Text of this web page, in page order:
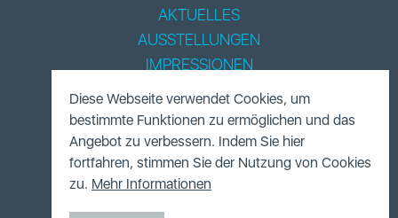
AKTUELLES
AUSSTELLUNGEN
IMPRESSIONEN
BIOGRAPHIE
LITERATUR
ACCESSOIRES
FUNDUS
KONTAKT
Diese Webseite verwendet Cookies, um
bestimmte Funktionen zu ermöglichen und das
Angebot zu verbessern. Indem Sie hier
fortfahren, stimmen Sie der Nutzung von Cookies
zu. Mehr Informationen